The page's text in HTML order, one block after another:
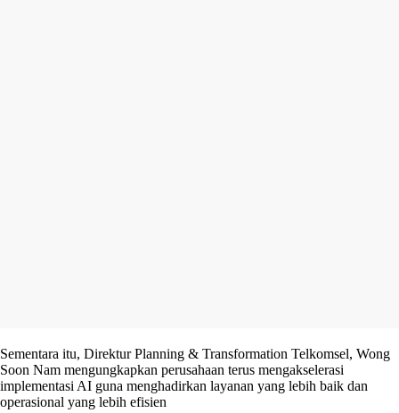
Sementara itu, Direktur Planning & Transformation Telkomsel, Wong
Soon Nam mengungkapkan perusahaan terus mengakselerasi
implementasi AI guna menghadirkan layanan yang lebih baik dan
operasional yang lebih efisien